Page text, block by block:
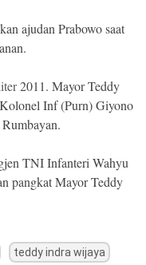
ajudan Prabowo saat
2011. Mayor Teddy
Inf (Purn) Giyono
TNI Infanteri Wahyu
pangkat Mayor Teddy
teddy indra wijaya